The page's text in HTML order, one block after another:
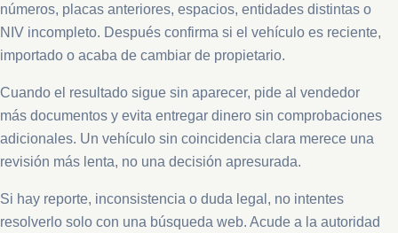
números, placas anteriores, espacios, entidades distintas o
NIV incompleto. Después confirma si el vehículo es reciente,
importado o acaba de cambiar de propietario.
Cuando el resultado sigue sin aparecer, pide al vendedor
más documentos y evita entregar dinero sin comprobaciones
adicionales. Un vehículo sin coincidencia clara merece una
revisión más lenta, no una decisión apresurada.
Si hay reporte, inconsistencia o duda legal, no intentes
resolverlo solo con una búsqueda web. Acude a la autoridad